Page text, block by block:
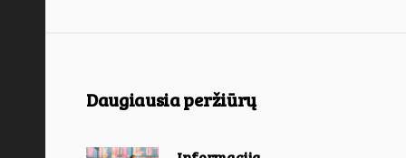
Daugiausia peržiūrų